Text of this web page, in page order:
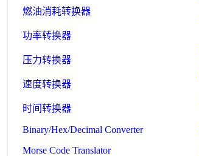
燃油消耗转换器
功率转换器
压力转换器
速度转换器
时间转换器
Binary/Hex/Decimal Converter
Morse Code Translator